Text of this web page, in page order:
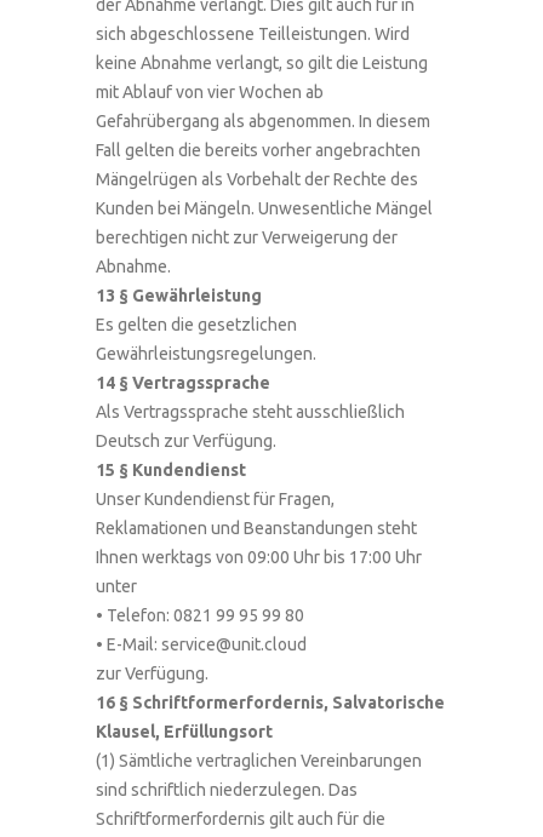
der Abnahme verlangt. Dies gilt auch für in
sich abgeschlossene Teilleistungen. Wird
keine Abnahme verlangt, so gilt die Leistung
mit Ablauf von vier Wochen ab
Gefahrübergang als abgenommen. In diesem
Fall gelten die bereits vorher angebrachten
Mängelrügen als Vorbehalt der Rechte des
Kunden bei Mängeln. Unwesentliche Mängel
berechtigen nicht zur Verweigerung der
Abnahme.
13 § Gewährleistung
Es gelten die gesetzlichen
Gewährleistungsregelungen.
14 § Vertragssprache
Als Vertragssprache steht ausschließlich
Deutsch zur Verfügung.
15 § Kundendienst
Unser Kundendienst für Fragen,
Reklamationen und Beanstandungen steht
Ihnen werktags von 09:00 Uhr bis 17:00 Uhr
unter
• Telefon: 0821 99 95 99 80
• E-Mail: service@unit.cloud
zur Verfügung.
16 § Schriftformerfordernis, Salvatorische
Klausel, Erfüllungsort
(1) Sämtliche vertraglichen Vereinbarungen
sind schriftlich niederzulegen. Das
Schriftformerfordernis gilt auch für die